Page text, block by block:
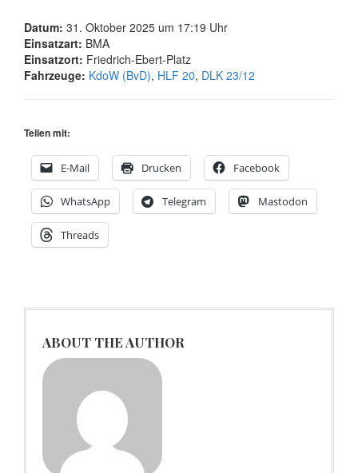
Datum: 31. Oktober 2025 um 17:19 Uhr
Einsatzart: BMA
Einsatzort: Friedrich-Ebert-Platz
Fahrzeuge: KdoW (BvD), HLF 20, DLK 23/12
Teilen mit:
E-Mail Drucken Facebook
WhatsApp Telegram Mastodon
Threads
ABOUT THE AUTHOR